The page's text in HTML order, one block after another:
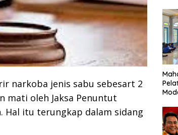
narkoba jenis sabu sebesart 2
mati oleh Jaksa Penuntut
Hal itu terungkap dalam sidang
bagi